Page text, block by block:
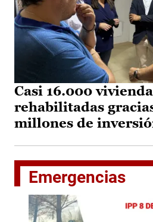
Casi 16.000
rehabilitadas
millones de
Emergencias